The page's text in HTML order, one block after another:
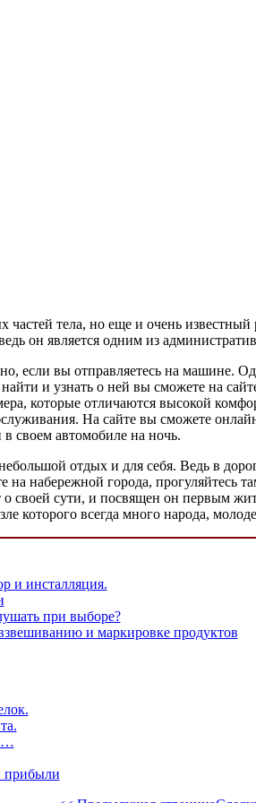
частей тела, но еще и очень
он является одним из
вы отправляетесь на машине.
и узнать о ней вы сможете на
которые отличаются высокой
На сайте вы сможете
своем автомобиле на ночь.
отдых и для себя. Ведь в
набережной города, прогуляйтесь
о своей сути, и посвящен он первым
которого всегда много народа,
и инсталляция.
при выборе?
и маркировке продуктов
прибыли